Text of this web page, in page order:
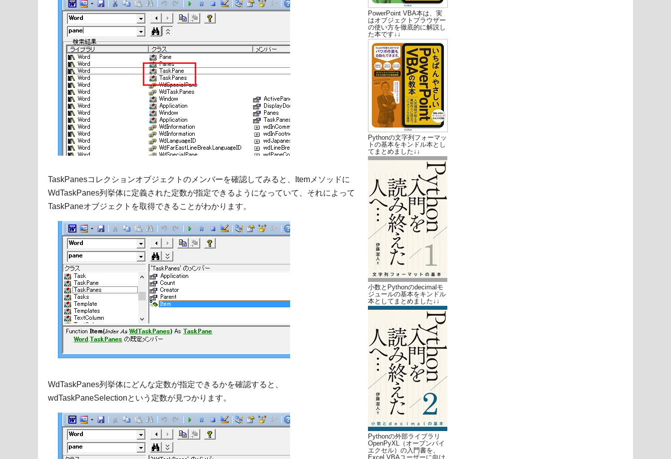
TaskPanesコレクションオブジェクトのメンバーを確認してみると、Itemメソッドに
WdTaskPanes列挙体に定義された定数が指定できるようになっていて、それによって
TaskPaneオブジェクトを取得できることがわかります。
WdTaskPanes列挙体にどんな定数が指定できるかを確認すると、
wdTaskPaneSelectionという定数が見つかります。
PowerPoint VBA本は、実
はオブジェクトブラウザー
の使い方を徹底的に解説し
た本です↓↓
Pythonの文字列フォーマッ
トの基本をキンドル本とし
てまとめました↓↓
小数とPythonのdecimalモ
ジュールの基本をキンドル
本としてまとめました↓↓
Pythonの外部ライブラリ
OpenPyXL（オープンパイ
エクセル）の入門書を、
Excel VBAユーザーに向け